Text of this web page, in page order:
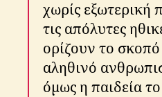
χωρίς εξωτερική
τις απόλυτες
ορίζουν το
αληθινό
όμως η παιδεία